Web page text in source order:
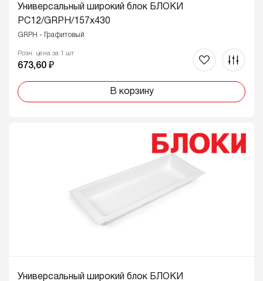
Универсальный широкий блок БЛОКИ
PC12/GRPH/157x430
GRPH - Графитовый
Розн. цена за 1 шт
673,60 ₽
В корзину
Универсальный широкий блок БЛОКИ